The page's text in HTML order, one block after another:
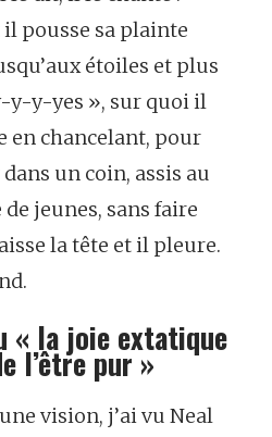
il pousse sa plainte
étoiles et plus
y-y-yes », sur quoiil
en chancelant, pour
dans un coin, assis au
de jeunes, sans faire
latête etil pleure.
« la joie extatique
l’êtrepur »
une vision, j’aivu Neal